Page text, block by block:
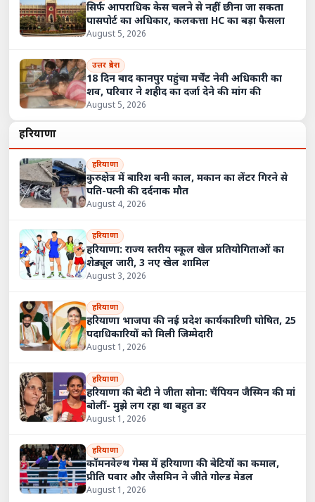
सिर्फ आपराधिक केस चलने से नहीं छीना जा सकता
पासपोर्ट का अधिकार, कलकत्ता HC का बड़ा फैसला
August 5, 2026
उत्तर प्रदेश
18 दिन बाद कानपुर पहुंचा मर्चेंट नेवी अधिकारी का
शव, परिवार ने शहीद का दर्जा देने की मांग की
August 5, 2026
हरियाणा
हरियाणा
कुरुक्षेत्र में बारिश बनी काल, मकान का लेंटर गिरने से
पति-पत्नी की दर्दनाक मौत
August 4, 2026
हरियाणा
हरियाणा: राज्य स्तरीय स्कूल खेल प्रतियोगिताओं का
शेड्यूल जारी, 3 नए खेल शामिल
August 3, 2026
हरियाणा
हरियाणा भाजपा की नई प्रदेश कार्यकारिणी घोषित, 25
पदाधिकारियों को मिली जिम्मेदारी
August 1, 2026
हरियाणा
हरियाणा की बेटी ने जीता सोना: चैंपियन जैस्मिन की मां
बोलीं- मुझे लग रहा था बहुत डर
August 1, 2026
हरियाणा
कॉमनवेल्थ गेम्स में हरियाणा की बेटियों का कमाल,
प्रीति पवार और जैसमिन ने जीते गोल्ड मेडल
August 1, 2026